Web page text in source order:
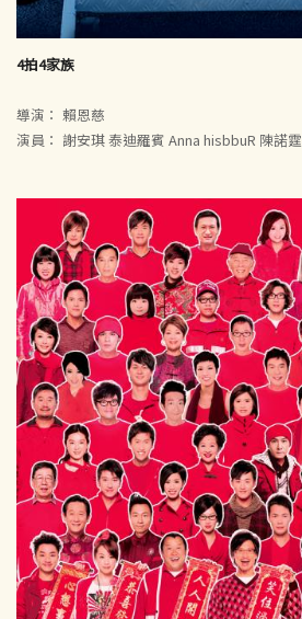
4拍4家族
導演： 賴恩慈
演員： 謝安琪 泰迪羅賓 Anna hisbbuR 陳諾霆